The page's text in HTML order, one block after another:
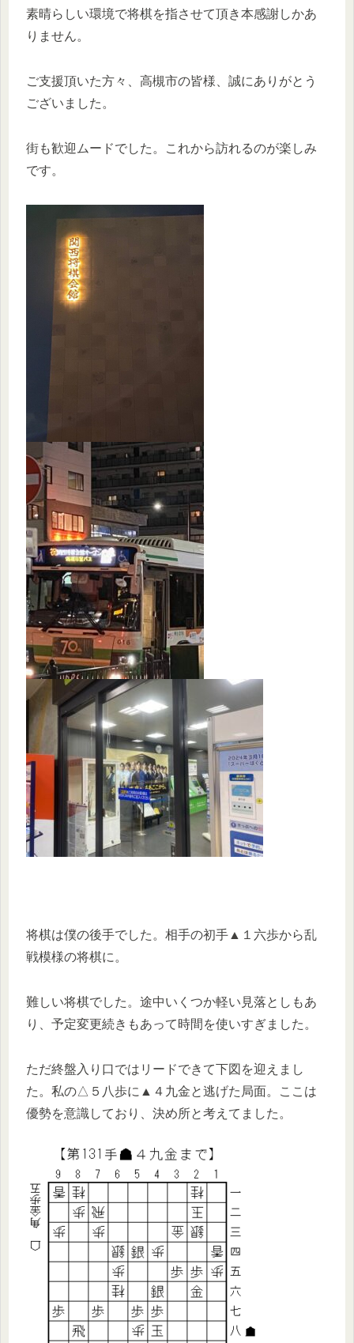
素晴らしい環境で将棋を指させて頂き本感謝しかあ
りません。
ご支援頂いた方々、高槻市の皆様、誠にありがとう
ございました。
街も歓迎ムードでした。これから訪れるのが楽しみ
です。
将棋は僕の後手でした。相手の初手▲１六歩から乱
戦模様の将棋に。
難しい将棋でした。途中いくつか軽い見落としもあ
り、予定変更続きもあって時間を使いすぎました。
ただ終盤入り口ではリードできて下図を迎えまし
た。私の△５八歩に▲４九金と逃げた局面。ここは
優勢を意識しており、決め所と考えてました。